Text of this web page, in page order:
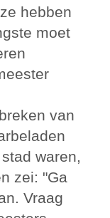
hebben
moet
van
waren,
zei: "Ga
Vraag